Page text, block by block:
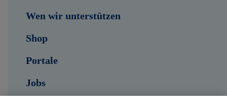
Wen wir unterstützen
Shop
Portale
Jobs